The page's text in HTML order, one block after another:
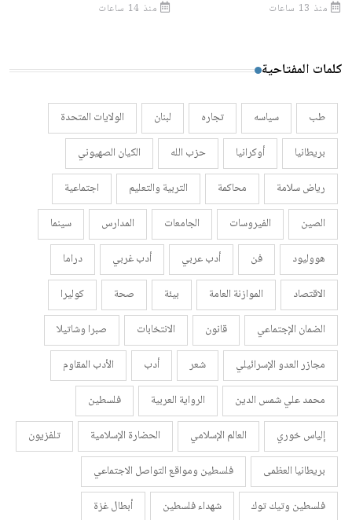
منذ 13 ساعات منذ 14 ساعات
كلمات المفتاحية
طب سياسه تجاره لبنان
الولايات المتحدة
بريطانيا
أوكرانيا حزب الله
الكيان الصهيوني
رياض سلامة
محاكمة التربية والتعليم
اجتماعية
الصين
الفيروسات الجامعات المدارس
سينما
هووليود
فن أدب عربي أدب غربي
دراما
الاقتصاد
الموازنة العامة بيئة صحة
كوليرا
الضمان الإجتماعي
قانون الانتخابات
صبرا وشاتيلا
مجازر العدو الإسرائيلي
شعر أدب
الأدب المقاوم
محمد علي شمس الدين
الرواية العربية
فلسطين
إلياس خوري
العالم الإسلامي الحضارة الإسلامية
تلفزيون
بريطانيا العظمى
فلسطين ومواقع التواصل الاجتماعي
فلسطين وتيك توك
شهداء فلسطين أبطال غزة